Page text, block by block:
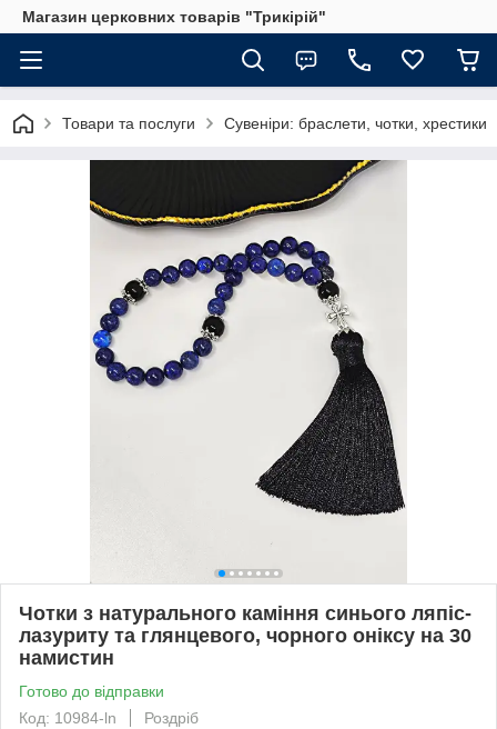
Магазин церковних товарів "Трикірій"
Товари та послуги Сувеніри: браслети, чотки, хрестики
Чотки з натурального каміння синього ляпіс-
лазуриту та глянцевого, чорного оніксу на 30
намистин
Готово до відправки
Код: 10984-ln
Роздріб